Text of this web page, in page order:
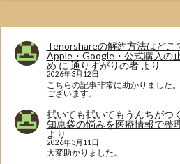
Tenorshareの解約方法はどこ
Apple・Google・公式購入の
め に 通りすがりの者より
2026年3月12日
こちらの記事非常に助かりました
ございます。
拭いても拭いてもうんちがつ
知恵袋の悩みを医療情報で整
より
2026年3月11日
大変助かりました。